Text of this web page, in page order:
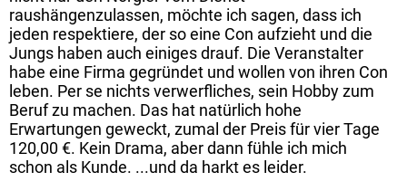
raushängenzulassen, möchte ich sagen, dass ich
jeden respektiere, der so eine Con aufzieht und die
Jungs haben auch einiges drauf. Die Veranstalter
habe eine Firma gegründet und wollen von ihren Con
leben. Per se nichts verwerfliches, sein Hobby zum
Beruf zu machen. Das hat natürlich hohe
Erwartungen geweckt, zumal der Preis für vier Tage
120,00 €. Kein Drama, aber dann fühle ich mich
schon als Kunde. ...und da harkt es leider.